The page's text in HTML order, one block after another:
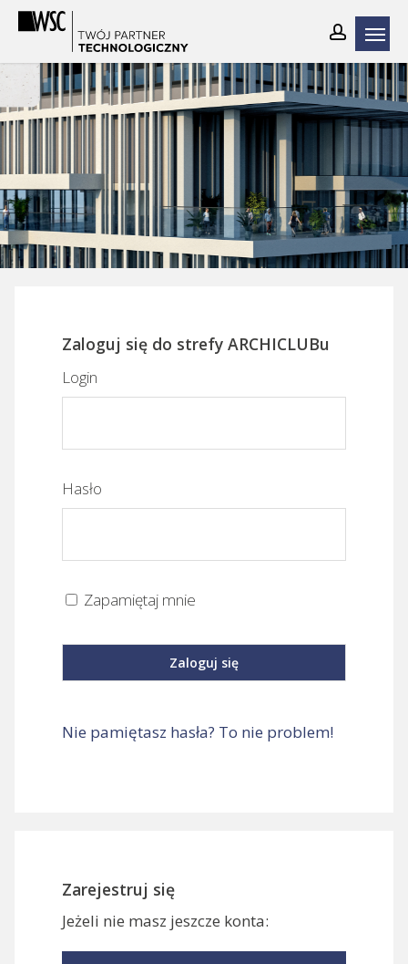
Skip
main
content
Zaloguj się do strefy ARCHICLUBu
Login
Hasło
Zapamiętaj mnie
Nie pamiętasz hasła? To nie problem!
Zarejestruj się
Jeżeli nie masz jeszcze konta: